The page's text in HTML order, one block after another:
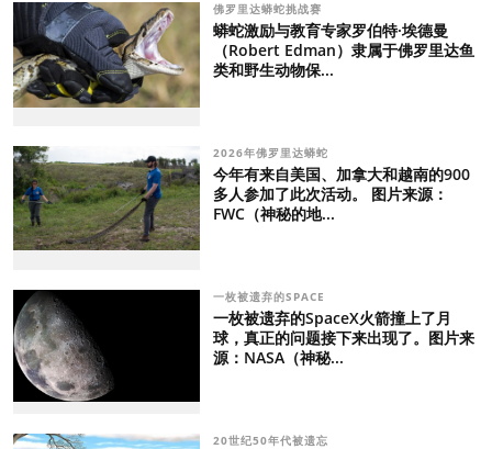
佛罗里达蟒蛇挑战赛
蟒蛇激励与教育专家罗伯特·埃德曼
（Robert Edman）隶属于佛罗里达鱼
类和野生动物保...
2026年佛罗里达蟒蛇
今年有来自美国、加拿大和越南的900
多人参加了此次活动。 图片来源：
FWC（神秘的地...
一枚被遗弃的SPACE
一枚被遗弃的SpaceX火箭撞上了月
球，真正的问题接下来出现了。图片来
源：NASA（神秘...
20世纪50年代被遗忘